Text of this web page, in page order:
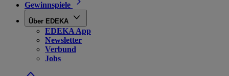
Gewinnspiele
Über EDEKA
EDEKA App
Newsletter
Verbund
Jobs